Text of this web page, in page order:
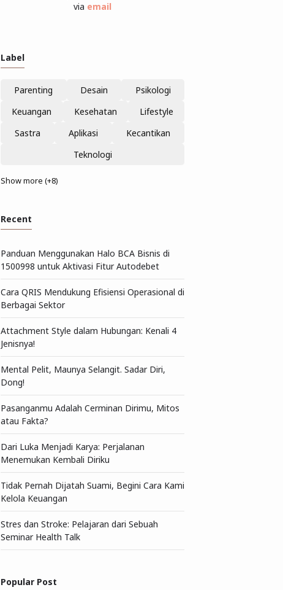
via email
Label
Parenting Desain
Psikologi
Keuangan
Kesehatan
Lifestyle
Sastra
Aplikasi
Kecantikan
Teknologi
Show more (+8)
Recent
Panduan Menggunakan Halo BCA Bisnis di
1500998 untuk Aktivasi Fitur Autodebet
Cara QRIS Mendukung Efisiensi Operasional di
Berbagai Sektor
Attachment Style dalam Hubungan: Kenali 4
Jenisnya!
Mental Pelit, Maunya Selangit. Sadar Diri,
Dong!
Pasanganmu Adalah Cerminan Dirimu, Mitos
atau Fakta?
Dari Luka Menjadi Karya: Perjalanan
Menemukan Kembali Diriku
Tidak Pernah Dijatah Suami, Begini Cara Kami
Kelola Keuangan
Stres dan Stroke: Pelajaran dari Sebuah
Seminar Health Talk
Popular Post